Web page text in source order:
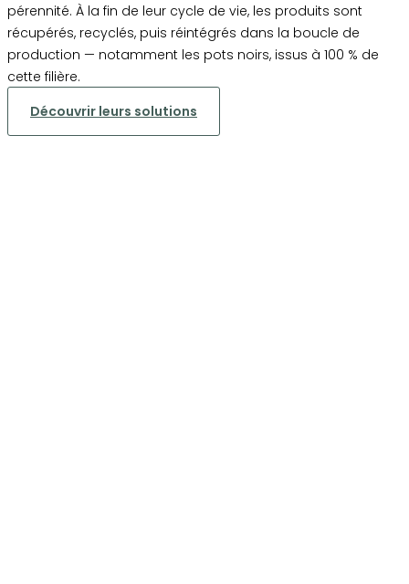
pérennité. À la fin de leur cycle de vie, les produits sont
récupérés, recyclés, puis réintégrés dans la boucle de
production — notamment les pots noirs, issus à 100 % de
cette filière.
Découvrir leurs solutions